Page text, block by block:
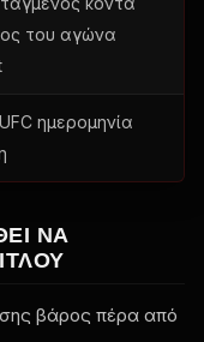
του αγώνα
UFC ημερομηνία
ΝΑ
βάρος πέρα από